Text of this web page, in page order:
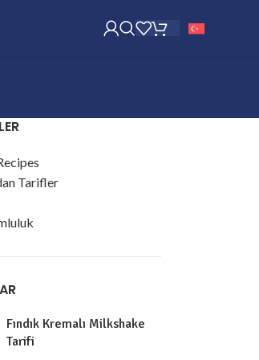
Tarifler
Fındık Kremalı Milkshake
Tarifi